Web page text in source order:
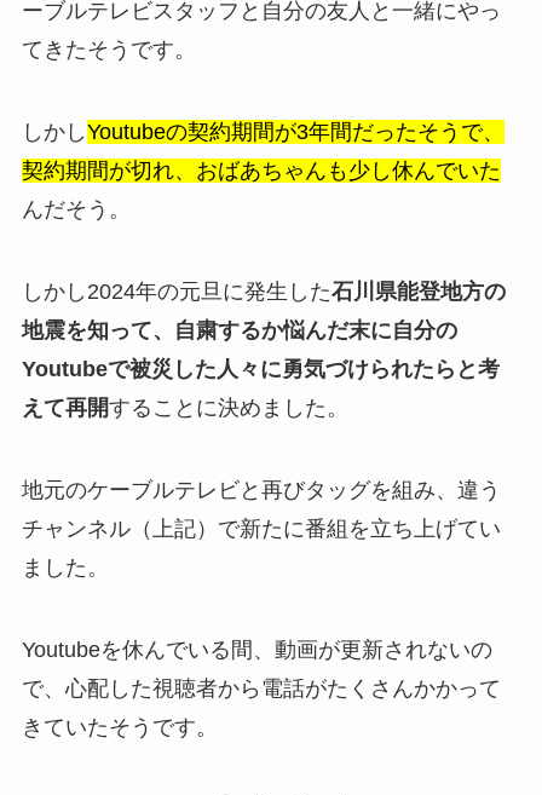
ーブルテレビスタッフと自分の友人と一緒にやっ
てきたそうです。
しかしYoutubeの契約期間が3年間だったそうで、
契約期間が切れ、おばあちゃんも少し休んでいた
んだそう。
しかし2024年の元旦に発生した石川県能登地方の
地震を知って、自粛するか悩んだ末に自分の
Youtubeで被災した人々に勇気づけられたらと考
えて再開することに決めました。
地元のケーブルテレビと再びタッグを組み、違う
チャンネル（上記）で新たに番組を立ち上げてい
ました。
Youtubeを休んでいる間、動画が更新されないの
で、心配した視聴者から電話がたくさんかかって
きていたそうです。